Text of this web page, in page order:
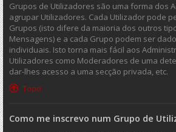
Grupos de Utilizadores são uma forma dos
agrupar Utilizadores. Cada Utilizador pode
Grupos (isto difere da maioria dos outros
Mensagens) e a cada Grupo podem ser
individuais. Isto torna mais fácil aos
Utilizadores como Moderadores de uma
dar-lhes acesso a uma secção privada, etc.
Topo
Como me inscrevo num Grupo de